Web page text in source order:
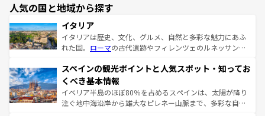
人気の国と地域から探す
イタリア
イタリアは歴史、文化、グルメ、自然と多彩な魅力にあふ
れた国。 ローマの古代遺跡やフィレンツェのルネッサンス
ろん、トスカーナの美しい田園風景やアマルフィ海岸の絶
景など、自然景観も見逃せない。観光の合間には、本場の
ピザやパスタなど、絶品のイタリア料理を堪能することも
できる。朝目覚めてから夜眠るまで、すべての瞬間を楽し
スペインの観光ポイントと人気スポット・知ってお
くべき基本情報
イベリア半島のほぼ80％を占めるスペインは、太陽が降り
注ぐ地中海沿岸から雄大なピレネー山脈まで、多彩な自然